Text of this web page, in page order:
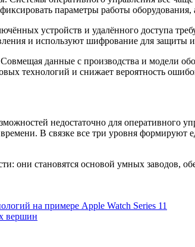
параметры работы
устройств и удалённого доступа
и используют шифрование для защиты
данные с производства и модели
технологий и снижает вероятность
недостаточно для оперативного
В связке все три уровня формируют
они становятся основой умных заводов,
на примере Apple Watch Series 11
вершин